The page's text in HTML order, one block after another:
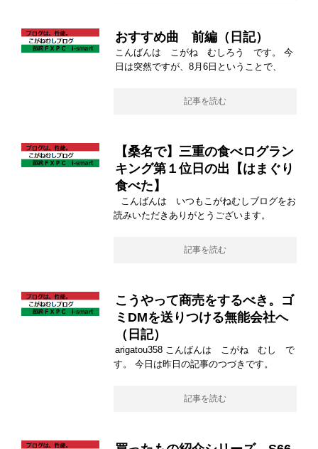
おすすめ曲 前編（日記）
こんばんは こがね むしろう です。 今
日は突然ですが、8月6日ということで、
記事を読む
【桑名で】三重の食べログラン
キング第１位日の出【はまぐり
食べた】
こんばんは いつもこがねむしブログをお
読みいただきありがとうございます。
記事を読む
こうやって商売をするべき。ゴ
ミDMを送りつける無能会社へ
（日記）
arigatou358 こんばんは こがね むし で
す。 今日は昨日の記事のつづきです。
記事を読む